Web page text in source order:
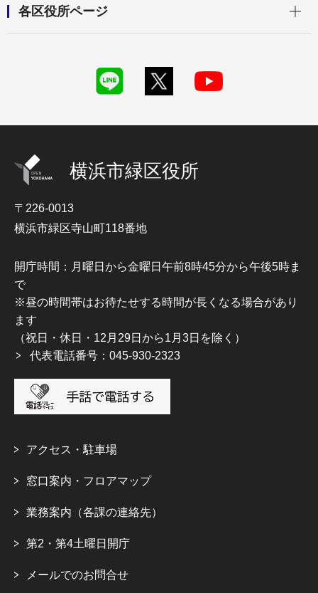
各区役所ページ
横浜市緑区役所
〒226-0013
横浜市緑区寺山町118番地
開庁時間：月曜日から金曜日午前8時45分から午後5時ま
で
※昼の時間帯はお待たせする時間が長くなる場合があり
ます
（祝日・休日・12月29日から1月3日を除く）
代表電話番号：045-930-2323
アクセス・駐車場
窓口案内・フロアマップ
業務案内（各課の連絡先）
第2・第4土曜日開庁
メールでのお問合せ